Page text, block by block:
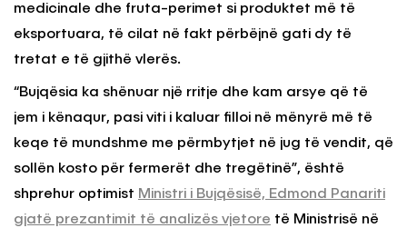
medicinale dhe fruta-perimet si produktet më të
eksportuara, të cilat në fakt përbëjnë gati dy të
tretat e të gjithë vlerës.
“Bujqësia ka shënuar një rritje dhe kam arsye që të
jem i kënaqur, pasi viti i kaluar filloi në mënyrë më të
keqe të mundshme me përmbytjet në jug të vendit, që
sollën kosto për fermerët dhe tregëtinë”, është
shprehur optimist Ministri i Bujqësisë, Edmond Panariti
gjatë prezantimit të analizës vjetore të Ministrisë në